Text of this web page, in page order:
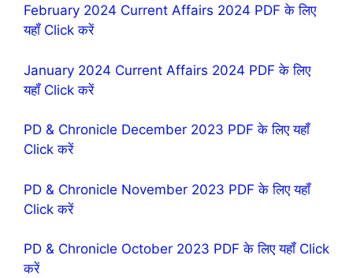
February 2024 Current Affairs 2024 PDF के लिए
यहॉं Click करें
January 2024 Current Affairs 2024 PDF के लिए
यहॉं Click करें
PD & Chronicle December 2023 PDF के लिए यहॉं
Click करें
PD & Chronicle November 2023 PDF के लिए यहॉं
Click करें
PD & Chronicle October 2023 PDF के लिए यहॉं Click
करें